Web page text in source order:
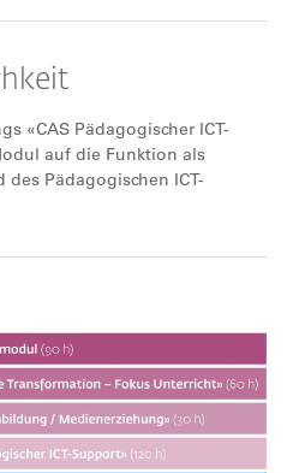
«CAS Pädagogischer ICT-
auf die Funktion als
Pädagogischen ICT-